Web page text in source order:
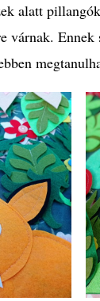
alatt
várnak. Ennek